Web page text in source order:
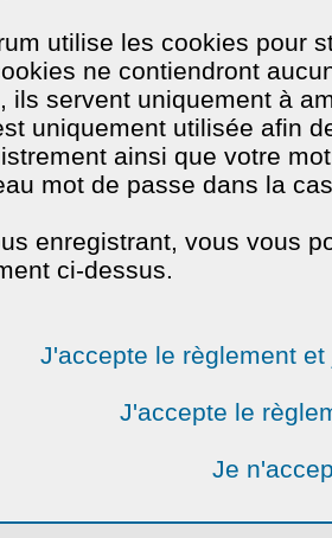
utilise les cookies pour
ne contiendront
ils servent uniquement à
uniquement utilisée afin
ainsi que votre
mot de passe dans la
enregistrant, vous vous
ci-dessus.
J'accepte le règlement
J'accepte le
Je